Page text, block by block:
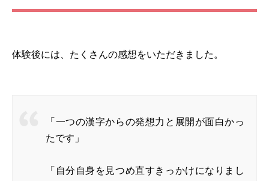
体験後には、たくさんの感想をいただきました。
「一つの漢字からの発想力と展開が面白かっ
たです」
「自分自身を見つめ直すきっかけになりまし